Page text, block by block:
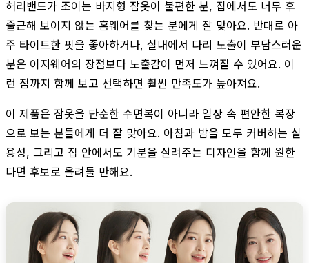
허리밴드가 조이는 바지형 잠옷이 불편한 분, 집에서도 너무 후
줄근해 보이지 않는 홈웨어를 찾는 분에게 잘 맞아요. 반대로 아
주 타이트한 핏을 좋아하거나, 실내에서 다리 노출이 부담스러운
분은 이지웨어의 장점보다 노출감이 먼저 느껴질 수 있어요. 이
런 점까지 함께 보고 선택하면 훨씬 만족도가 높아져요.
이 제품은 잠옷을 단순한 수면복이 아니라 일상 속 편안한 복장
으로 보는 분들에게 더 잘 맞아요. 아침과 밤을 모두 커버하는 실
용성, 그리고 집 안에서도 기분을 살려주는 디자인을 함께 원한
다면 후보로 올려둘 만해요.